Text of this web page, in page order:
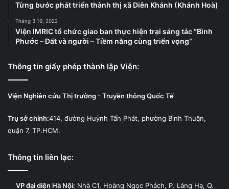
Từng bước phát triển thành thị xã Diên Khánh (Khánh Hoà)
Tháng 3 19, 2022
Viện IMRIC tổ chức giao ban thực hiện trại sáng tác “Bình
Phước – Đất và người – Tiềm năng cùng triển vọng”
Thông tin giấy phép thành lập Viện:
Viện Nghiên cứu Thị trường - Truyền thông Quốc Tế
Trụ sở chính:414, đường Huỳnh Tấn Phát, phường Bình Thuận,
quận 7, TP.HCM.
Thông tin liên lạc:
VP đại diện Hà Nội: Nhà C1, Hoàng Ngọc Phách, P. Láng Hạ, Q.